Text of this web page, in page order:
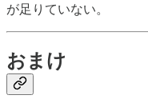
が足りていない。
おまけ